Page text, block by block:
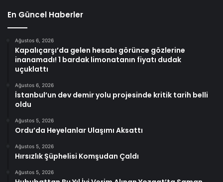
En Güncel Haberler
Ağustos 6, 2026
Kapalıçarşı’da gelen hesabı görünce gözlerine
inanamadı! 1 bardak limonatanın fiyatı dudak
uçuklattı
Ağustos 6, 2026
İstanbul’un dev demir yolu projesinde kritik tarih belli
oldu
Ağustos 5, 2026
Ordu’da Heyelanlar Ulaşımı Aksattı
Ağustos 5, 2026
Hırsızlık Şüphelisi Komşudan Çaldı
Ağustos 5, 2026